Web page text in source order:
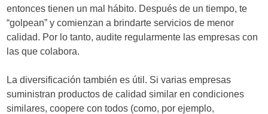
entonces tienen un mal hábito. Después de un tiempo, te
“golpean” y comienzan a brindarte servicios de menor
calidad. Por lo tanto, audite regularmente las empresas con
las que colabora.
La diversificación también es útil. Si varias empresas
suministran productos de calidad similar en condiciones
similares, coopere con todos (como, por ejemplo,